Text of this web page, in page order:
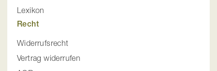
Lexikon
Recht
Widerrufsrecht
Vertrag widerrufen